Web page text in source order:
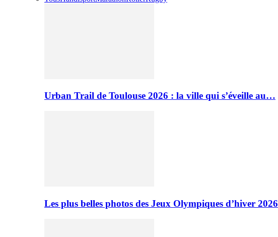
Urban Trail de Toulouse 2026 : la ville qui s’éveille au…
Les plus belles photos des Jeux Olympiques d’hiver 2026